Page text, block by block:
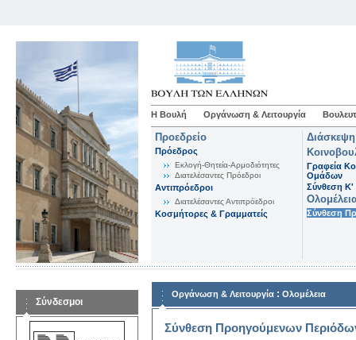
Η Βουλή Οργάνωση & Λειτουργία
Προεδρείο
Πρόεδρος
Εκλογή-Θητεία-Αρμοδιότητες
Διατελέσαντες Πρόεδροι
Αντιπρόεδροι
Διατελέσαντες Αντιπρόεδροι
Κοσμήτορες & Γραμματείς
Γραφεία
Ομάδων
Σύνθεση K'
Σύνθεση
Σύνδεσμοι
Οργάνωση & Λειτουργία : Ολομέλεια
Σύνθεση Προηγούμενων